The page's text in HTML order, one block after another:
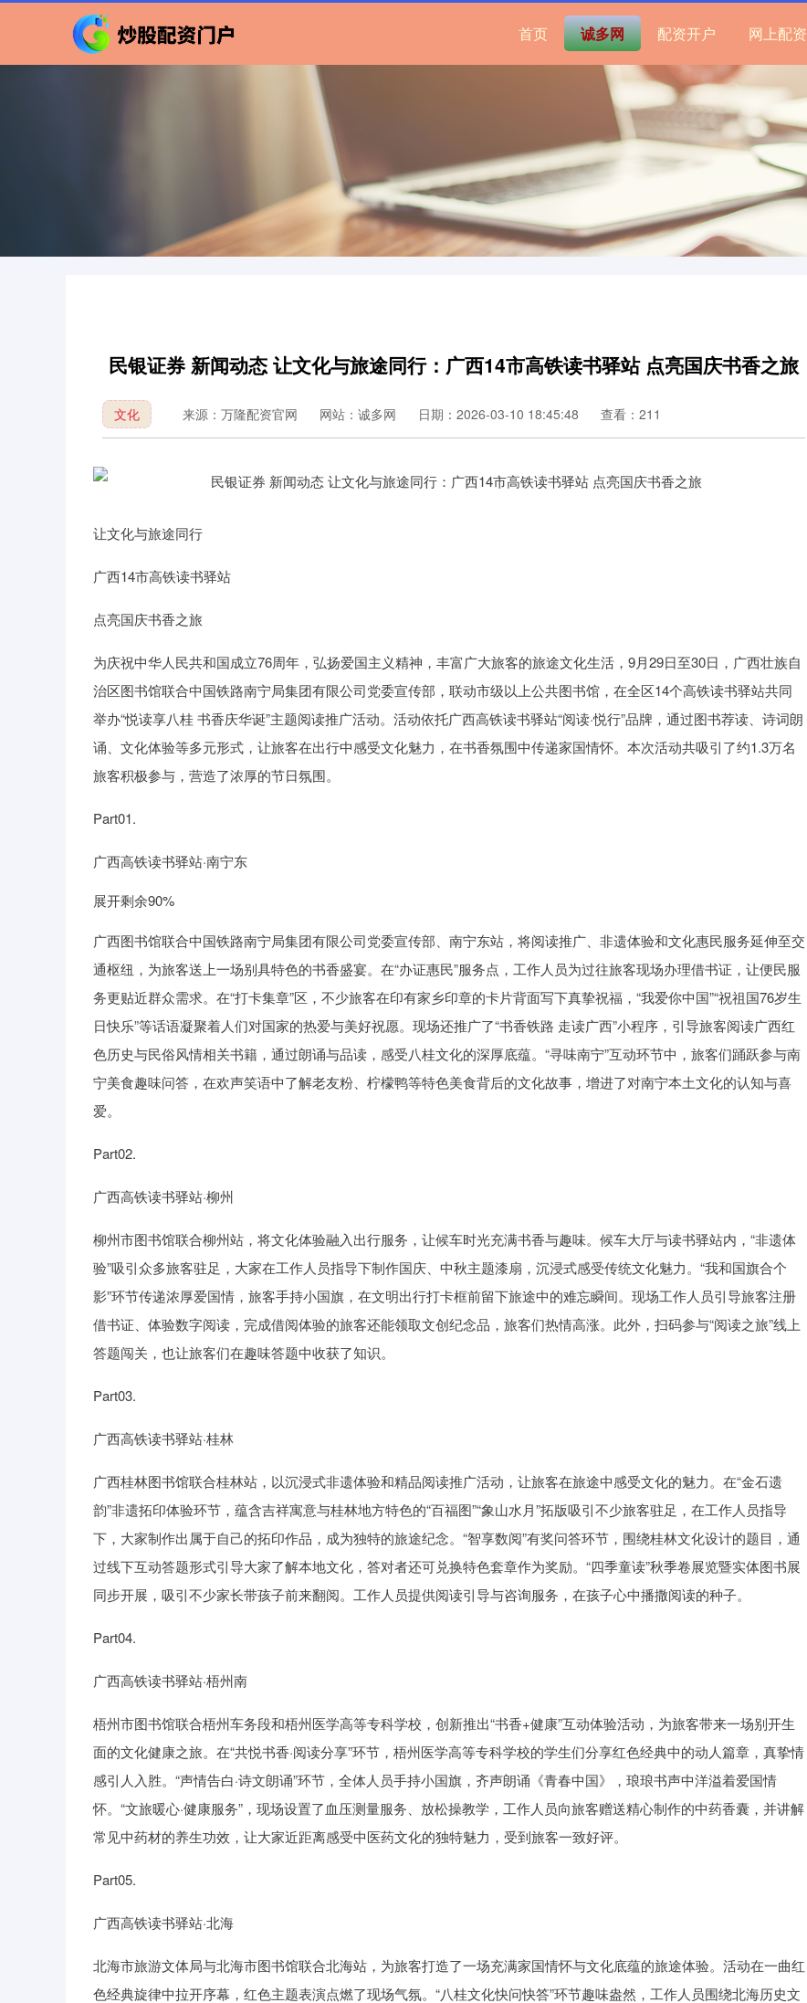
首页 诚多网 配资开户 网上配资
民银证券 新闻动态 让文化与旅途同行：广西14市高铁读书驿站 点亮国庆书香之旅
文化 来源：万隆配资官网 网站：诚多网 日期：2026-03-10 18:45:48 查看：211
让文化与旅途同行
广西14市高铁读书驿站
点亮国庆书香之旅
为庆祝中华人民共和国成立76周年，弘扬爱国主义精神，丰富广大旅客的旅途文化生活，9月29日至30日，广西壮族自
治区图书馆联合中国铁路南宁局集团有限公司党委宣传部，联动市级以上公共图书馆，在全区14个高铁读书驿站共同
举办“悦读享八桂 书香庆华诞”主题阅读推广活动。活动依托广西高铁读书驿站“阅读·悦行”品牌，通过图书荐读、诗词朗
诵、文化体验等多元形式，让旅客在出行中感受文化魅力，在书香氛围中传递家国情怀。本次活动共吸引了约1.3万名
旅客积极参与，营造了浓厚的节日氛围。
Part01.
广西高铁读书驿站·南宁东
展开剩余90%
广西图书馆联合中国铁路南宁局集团有限公司党委宣传部、南宁东站，将阅读推广、非遗体验和文化惠民服务延伸至交
通枢纽，为旅客送上一场别具特色的书香盛宴。在“办证惠民”服务点，工作人员为过往旅客现场办理借书证，让便民服
务更贴近群众需求。在“打卡集章”区，不少旅客在印有家乡印章的卡片背面写下真挚祝福，“我爱你中国”“祝祖国76岁生
日快乐”等话语凝聚着人们对国家的热爱与美好祝愿。现场还推广了“书香铁路 走读广西”小程序，引导旅客阅读广西红
色历史与民俗风情相关书籍，通过朗诵与品读，感受八桂文化的深厚底蕴。“寻味南宁”互动环节中，旅客们踊跃参与南
宁美食趣味问答，在欢声笑语中了解老友粉、柠檬鸭等特色美食背后的文化故事，增进了对南宁本土文化的认知与喜
爱。
Part02.
广西高铁读书驿站·柳州
柳州市图书馆联合柳州站，将文化体验融入出行服务，让候车时光充满书香与趣味。候车大厅与读书驿站内，“非遗体
验”吸引众多旅客驻足，大家在工作人员指导下制作国庆、中秋主题漆扇，沉浸式感受传统文化魅力。“我和国旗合个
影”环节传递浓厚爱国情，旅客手持小国旗，在文明出行打卡框前留下旅途中的难忘瞬间。现场工作人员引导旅客注册
借书证、体验数字阅读，完成借阅体验的旅客还能领取文创纪念品，旅客们热情高涨。此外，扫码参与“阅读之旅”线上
答题闯关，也让旅客们在趣味答题中收获了知识。
Part03.
广西高铁读书驿站·桂林
广西桂林图书馆联合桂林站，以沉浸式非遗体验和精品阅读推广活动，让旅客在旅途中感受文化的魅力。在“金石遗
韵”非遗拓印体验环节，蕴含吉祥寓意与桂林地方特色的“百福图”“象山水月”拓版吸引不少旅客驻足，在工作人员指导
下，大家制作出属于自己的拓印作品，成为独特的旅途纪念。“智享数阅”有奖问答环节，围绕桂林文化设计的题目，通
过线下互动答题形式引导大家了解本地文化，答对者还可兑换特色套章作为奖励。“四季童读”秋季卷展览暨实体图书展
同步开展，吸引不少家长带孩子前来翻阅。工作人员提供阅读引导与咨询服务，在孩子心中播撒阅读的种子。
Part04.
广西高铁读书驿站·梧州南
梧州市图书馆联合梧州车务段和梧州医学高等专科学校，创新推出“书香+健康”互动体验活动，为旅客带来一场别开生
面的文化健康之旅。在“共悦书香·阅读分享”环节，梧州医学高等专科学校的学生们分享红色经典中的动人篇章，真挚情
感引人入胜。“声情告白·诗文朗诵”环节，全体人员手持小国旗，齐声朗诵《青春中国》，琅琅书声中洋溢着爱国情
怀。“文旅暖心·健康服务”，现场设置了血压测量服务、放松操教学，工作人员向旅客赠送精心制作的中药香囊，并讲解
常见中药材的养生功效，让大家近距离感受中医药文化的独特魅力，受到旅客一致好评。
Part05.
广西高铁读书驿站·北海
北海市旅游文体局与北海市图书馆联合北海站，为旅客打造了一场充满家国情怀与文化底蕴的旅途体验。活动在一曲红
色经典旋律中拉开序幕，红色主题表演点燃了现场气氛。“八桂文化快问快答”环节趣味盎然，工作人员围绕北海历史文